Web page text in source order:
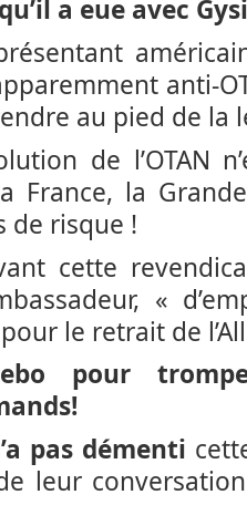
a eue avec
anti-
au pied de la
de l’OTAN
France, la
de risque !
cette
«
le retrait de
pour
pas démenti
leur